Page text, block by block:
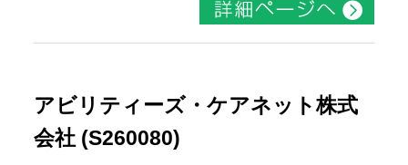
アビリティーズ・ケアネット株式
会社 (S260080)